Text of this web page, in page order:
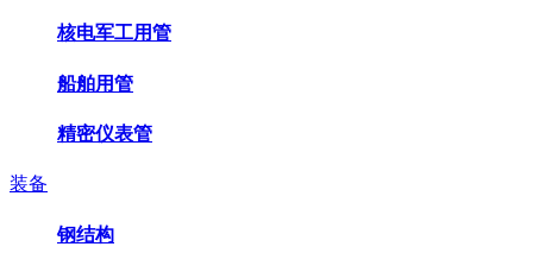
核电军工用管
船舶用管
精密仪表管
装备
钢结构